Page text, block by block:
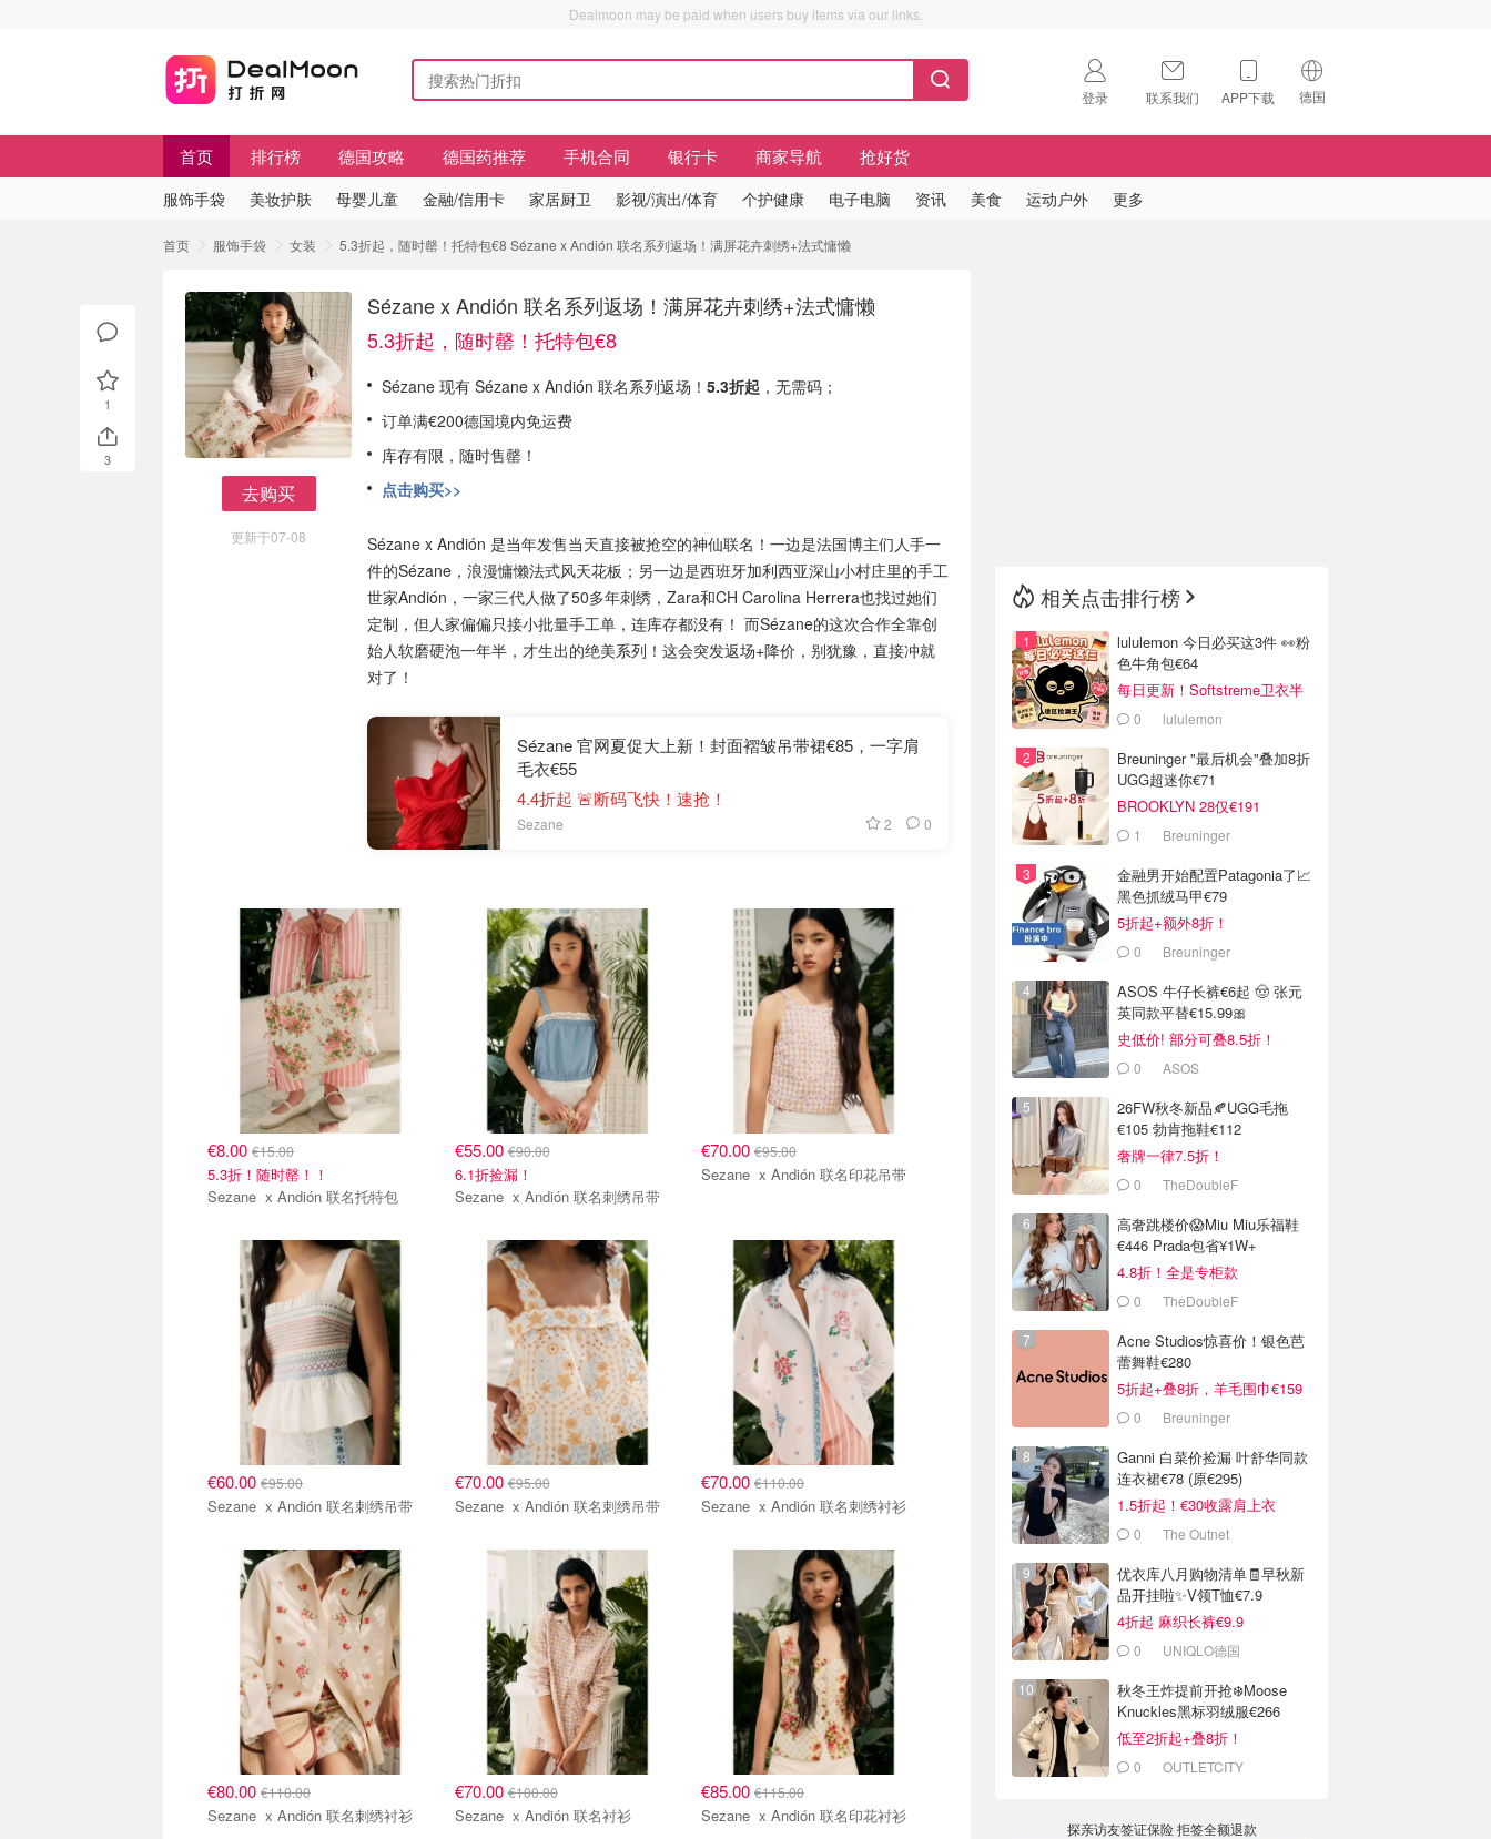
Dealmoon may be paid when users buy items via our links.
登录 联系我们 APP下载 德国
🇺🇸
首页 排行榜 德国攻略 德国药推荐 手机合同 银行卡 商家导航 抢好货
服饰手袋 美妆护肤 母婴儿童 金融/信用卡 家居厨卫 影视/演出/体育 个护健康 电子电脑 资讯 美食 运动户外 更多
首页 服饰手袋 女装 5.3折起，随时罄！托特包€8 Sézane x Andión 联名系列返场！满屏花卉刺绣+法式慵懒
去购买
更新于07-08
Sézane x Andión 联名系列返场！满屏花卉刺绣+法式慵懒
5.3折起，随时罄！托特包€8
Sézane 现有 Sézane x Andión 联名系列返场！ 5.3折起 ，无需码；
订单满€200德国境内免运费
库存有限，随时售罄！
点击购买>>
Sézane x Andión 是当年发售当天直接被抢空的神仙联名！一边是法国博主们人手一
件的Sézane，浪漫慵懒法式风天花板；另一边是西班牙加利西亚深山小村庄里的手工
世家Andión，一家三代人做了50多年刺绣，Zara和CH Carolina Herrera也找过她们
定制，但人家偏偏只接小批量手工单，连库存都没有！ 而Sézane的这次合作全靠创
始人软磨硬泡一年半，才生出的绝美系列！这会突发返场+降价，别犹豫，直接冲就
对了！
Sézane 官网夏促大上新！封面褶皱吊带裙€85，一字肩
毛衣€55
4.4折起 🚨断码飞快！速抢！
Sezane 2 0
€8.00 €15.00
5.3折！随时罄！！
Sezane x Andión 联名托特包
€55.00€90.00
6.1折捡漏！
Sezane x Andión 联名刺绣吊带
€70.00 €95.00
Sezane x Andión 联名印花吊带
€60.00 €95.00
Sezane x Andión 联名刺绣吊带
€70.00€95.00
Sezane x Andión 联名刺绣吊带
€70.00 €110.00
Sezane x Andión 联名刺绣衬衫
€80.00 €110.00
Sezane x Andión 联名刺绣衬衫
€70.00€100.00
Sezane x Andión 联名衬衫
€85.00 €115.00
Sezane x Andión 联名印花衬衫
1
3
相关点击排行榜
lululemon 今日必买这3件 👀粉
色牛角包€64
每日更新！Softstreme卫衣半
价 0 lululemon
Breuninger "最后机会"叠加8折
UGG超迷你€71
BROOKLYN 28仅€191
1 Breuninger
金融男开始配置Patagonia了📈
黑色抓绒马甲€79
5折起+额外8折！
0 Breuninger
ASOS 牛仔长裤€6起 🤠 张元
英同款平替€15.99🎀
史低价! 部分可叠8.5折！
0 ASOS
26FW秋冬新品🍂UGG毛拖
€105 勃肯拖鞋€112
奢牌一律7.5折！
0 TheDoubleF
高奢跳楼价😱Miu Miu乐福鞋
€446 Prada包省¥1W+
4.8折！全是专柜款
0 TheDoubleF
Acne Studios惊喜价！银色芭
蕾舞鞋€280
5折起+叠8折，羊毛围巾€159
0 Breuninger
Ganni 白菜价捡漏 叶舒华同款
连衣裙€78 (原€295)
1.5折起！€30收露肩上衣
0 The Outnet
优衣库八月购物清单🧾早秋新
品开挂啦✨V领T恤€7.9
4折起 麻织长裤€9.9
0 UNIQLO德国
秋冬王炸提前开抢❄️Moose
Knuckles黑标羽绒服€266
低至2折起+叠8折！
0
OUTLETCITY
探亲访友签证保险 拒签全额退款